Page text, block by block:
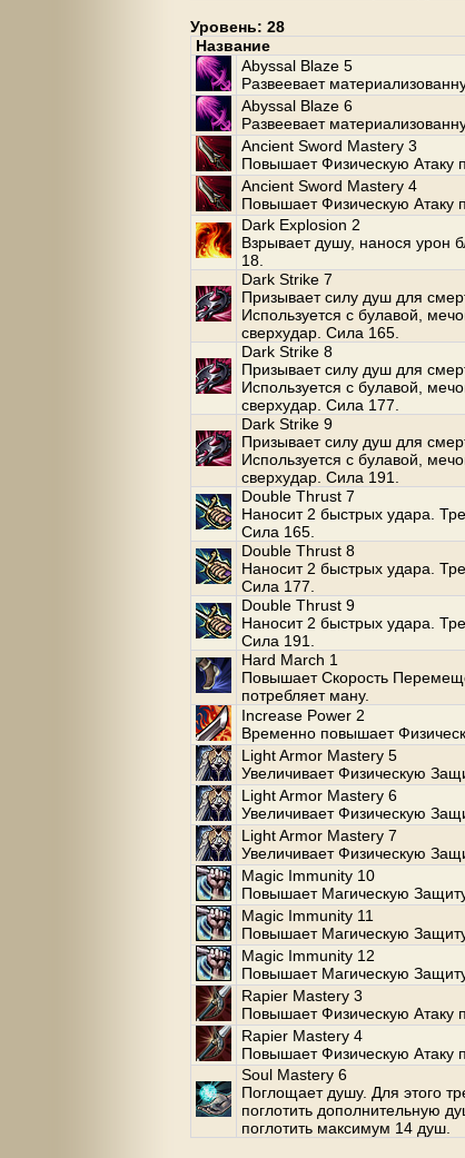
Уровень: 28
Название
Abyssal Blaze 5
Развеевает
Abyssal Blaze 6
Развеевает
Ancient Sword Mastery 3
Повышает Физическую Атаку
Ancient Sword Mastery 4
Повышает Физическую Атаку
Dark Explosion 2
Взрывает душу, нанося урон
18.
Dark Strike 7
Призывает силу душ для
Используется с булавой,
сверхудар. Сила 165.
Dark Strike 8
Призывает силу душ для
Используется с булавой,
сверхудар. Сила 177.
Dark Strike 9
Призывает силу душ для
Используется с булавой,
сверхудар. Сила 191.
Double Thrust 7
Наносит 2 быстрых удара.
Сила 165.
Double Thrust 8
Наносит 2 быстрых удара.
Сила 177.
Double Thrust 9
Наносит 2 быстрых удара.
Сила 191.
Hard March 1
Повышает Скорость
потребляет ману.
Increase Power 2
Временно повышает
Light Armor Mastery 5
Увеличивает Физическую
Light Armor Mastery 6
Увеличивает Физическую
Light Armor Mastery 7
Увеличивает Физическую
Magic Immunity 10
Повышает Магическую
Magic Immunity 11
Повышает Магическую
Magic Immunity 12
Повышает Магическую
Rapier Mastery 3
Повышает Физическую Атаку
Rapier Mastery 4
Повышает Физическую Атаку
Soul Mastery 6
Поглощает душу. Для этого
поглотить дополнительную
поглотить максимум 14 душ.